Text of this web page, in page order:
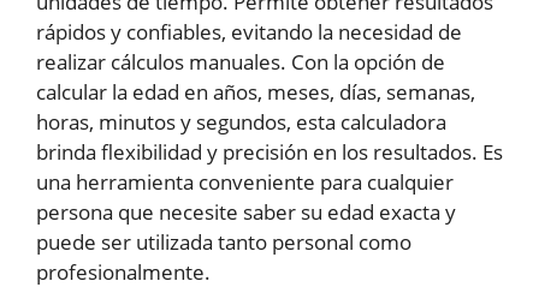
rápidos y confiables, evitando la necesidad de
realizar cálculos manuales. Con la opción de
calcular la edad en años, meses, días, semanas,
horas, minutos y segundos, esta calculadora
brinda flexibilidad y precisión en los resultados. Es
una herramienta conveniente para cualquier
persona que necesite saber su edad exacta y
puede ser utilizada tanto personal como
profesionalmente.